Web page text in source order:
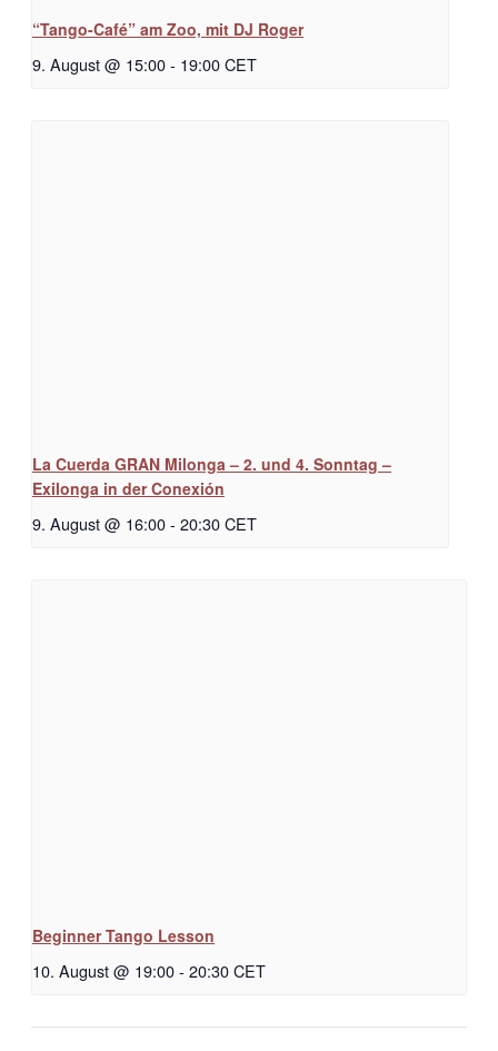
“Tango-Café” am Zoo, mit DJ Roger
9. August @ 15:00- 19:00CET
La Cuerda GRAN Milonga – 2. und 4. Sonntag –
Exilonga in der Conexión
9. August @ 16:00- 20:30CET
Beginner Tango Lesson
10. August @ 19:00- 20:30CET